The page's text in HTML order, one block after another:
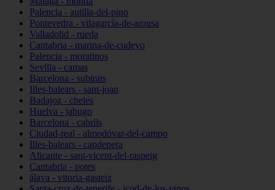
Palencia - autilla-del-pino
Pontevedra - vilagarcía-de-arousa
Valladolid - rueda
Cantabria - marina-de-cudeyo
Palencia - moratinos
Sevilla - camas
Barcelona - subirats
Illes-balears - sant-joan
Badajoz - cheles
Huelva - jabugo
Barcelona - cabrils
Ciudad-real - almodóvar-del-campo
Illes-balears - capdepera
Alicante - sant-vicent-del-raspeig
Cantabria - potes
álava - vitoria-gasteiz